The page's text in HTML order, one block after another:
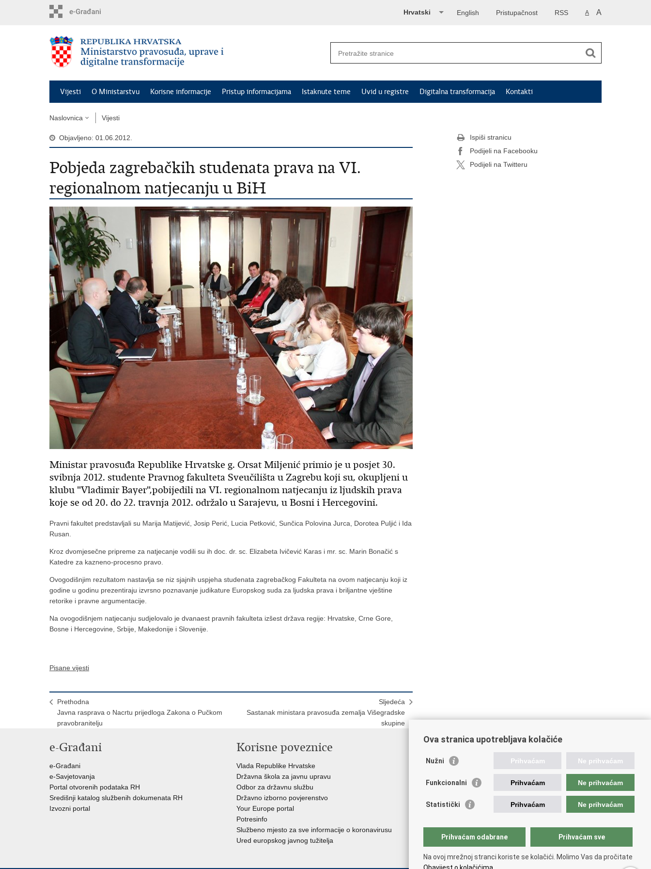
A A
RSS
Pristupačnost
English
Hrvatski
Vijesti O Ministarstvu Korisne informacije Pristup informacijama Istaknute teme Uvid u registre Digitalna transformacija Kontakti
Naslovnica Vijesti
Objavljeno: 01.06.2012.
Pobjeda zagrebačkih studenata prava na VI.
regionalnom natjecanju u BiH
Ministar pravosuđa Republike Hrvatske g. Orsat Miljenić primio je u posjet 30.
svibnja 2012. studente Pravnog fakulteta Sveučilišta u Zagrebu koji su, okupljeni u
klubu "Vladimir Bayer",pobijedili na VI. regionalnom natjecanju iz ljudskih prava
koje se od 20. do 22. travnja 2012. održalo u Sarajevu, u Bosni i Hercegovini.
Pravni fakultet predstavljali su Marija Matijević, Josip Perić, Lucia Petković, Sunčica Polovina Jurca, Dorotea Puljić i Ida
Rusan.
Kroz dvomjesečne pripreme za natjecanje vodili su ih doc. dr. sc. Elizabeta Ivičević Karas i mr. sc. Marin Bonačić s
Katedre za kazneno-procesno pravo.
Ovogodišnjim rezultatom nastavlja se niz sjajnih uspjeha studenata zagrebačkog Fakulteta na ovom natjecanju koji iz
godine u godinu prezentiraju izvrsno poznavanje judikature Europskog suda za ljudska prava i briljantne vještine
retorike i pravne argumentacije.
Na ovogodišnjem natjecanju sudjelovalo je dvanaest pravnih fakulteta izšest država regije: Hrvatske, Crne Gore,
Bosne i Hercegovine, Srbije, Makedonije i Slovenije.
Pisane vijesti
Prethodna
Javna rasprava o Nacrtu prijedloga Zakona o Pučkom
pravobranitelju
Sljedeća
Sastanak ministara pravosuđa zemalja Višegradske
skupine
Ispiši stranicu
Podijeli na Facebooku
Podijeli na Twitteru
e-Građani
e-Građani
e-Savjetovanja
Portal otvorenih podataka RH
Središnji katalog službenih dokumenata RH
Izvozni portal
Korisne poveznice
Vlada Republike Hrvatske
Državna škola za javnu upravu
Odbor za državnu službu
Državno izborno povjerenstvo
Your Europe portal
Potresinfo
Službeno mjesto za sve informacije o koronavirusu
Ured europskog javnog tužitelja
Poveznice pravosudnog sustava
Portal sudova
Državno odvjetništvo
Ured za suzbijanje korupcije i organiziranog kriminaliteta
Državnoodvjetničko vijeće
Hrvatska odvjetnička komora
Hrvatska javnobilježnička komora
Ova stranica upotrebljava kolačiće
Nužni Prihvaćam Ne prihvaćam
Funkcionalni Prihvaćam Ne prihvaćam
Statistički Prihvaćam Ne prihvaćam
Prihvaćam odabrane Prihvaćam sve
Na ovoj mrežnoj stranci koriste se kolačići. Molimo Vas da pročitate